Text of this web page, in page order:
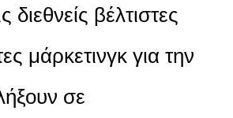
βέλτιστες
μάρκετινγκ για την
σε